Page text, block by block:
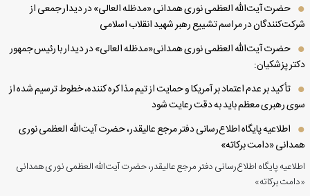
حضرت آیت‌الله العظمی نوری همدانی «مدظله العالی» در دیدار جمعی از
در مراسم تشییع رهبر شهید انقلاب اسلامی
حضرت آیت‌الله العظمی نوری همدانی«مدظله العالی» در دیدار با رئیس جمهور
پزشکیان:
تأکید بر عدم اعتماد بر آمریکا و حمایت از تیم مذاکره کننده، خطوط ترسیم شده از
رهبری معظم باید به دقت رعایت شود
اطلاعیه پایگاه اطلاع‌رسانی دفتر مرجع عالیقدر، حضرت آیت‌الله العظمی نوری
«دامت برکاته»
پایگاه اطلاع‌رسانی دفتر مرجع عالیقدر، حضرت آیت‌الله العظمی نوری همدانی
برکاته»